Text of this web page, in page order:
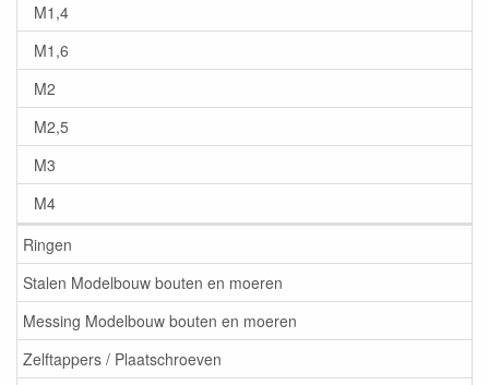
M1,4
M1,6
M2
M2,5
M3
M4
Ringen
Stalen Modelbouw bouten en moeren
Messing Modelbouw bouten en moeren
Zelftappers / Plaatschroeven